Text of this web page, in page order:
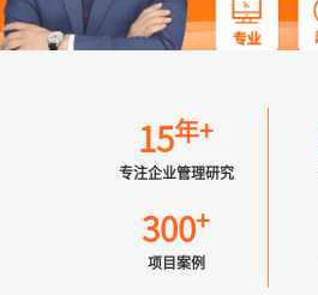
15年+
专注企业管理研究
300+
项目案例